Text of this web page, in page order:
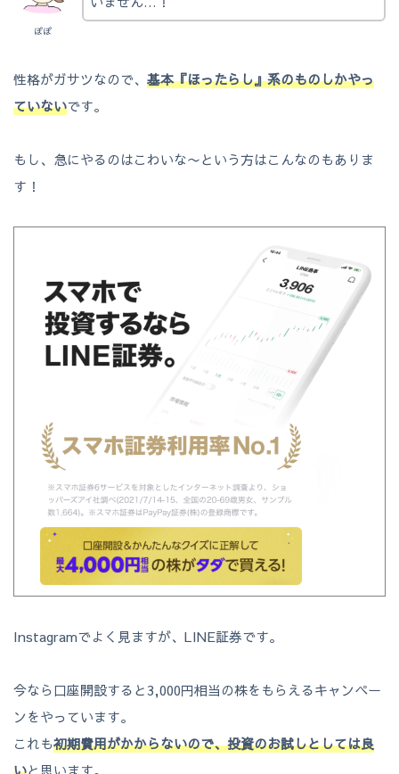
ぽぽ
性格がガサツなので、 基本『ほったらし』系のものしかやっ
ていないです。
もし、急にやるのはこわいな〜という方はこんなのもありま
す！
Instagramでよく見ますが、LINE証券です。
今なら口座開設すると3,000円相当の株をもらえるキャンペー
ンをやっています。
これも初期費用がかからないので、投資のお試しとしては良
いと思います。